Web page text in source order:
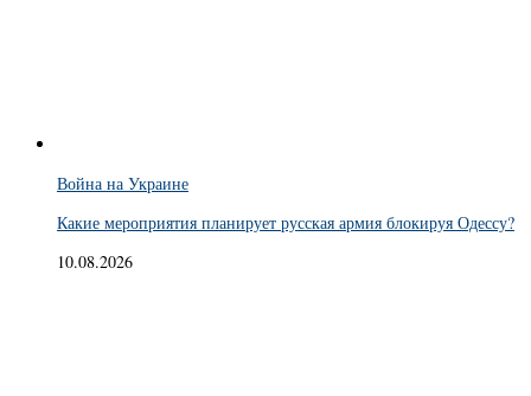
Война на Украине
Какие мероприятия планирует русская армия блокируя Одессу?
10.08.2026